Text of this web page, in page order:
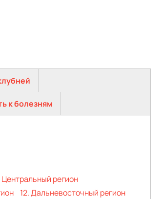
к болезням
Центральный регион
12. Дальневосточный регион